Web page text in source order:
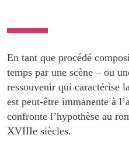
En tant que procédé
temps par une scène – ou
ressouvenir qui caractérise
est peut-être immanente à
confronte l’hypothèse au
XVIIIe siècles.